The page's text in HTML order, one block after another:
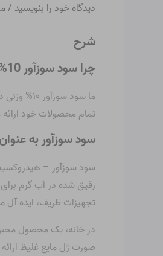
دیدگاه‌ خود را بنویسید /
شرح
چرا سود سوزآور 10% وزنی را به صورت آنلاین از تامین کنندگان شیمیایی ایران، phosphoric-acid.ir Chemicals خریداری کنید؟
تمام محصولات خود
سود سوزآور به
رقیق شده در آب گرم
تجهیزات ظریف، ایده آل
در خانه، یک محصول
صورت ژل مایع غلیظ